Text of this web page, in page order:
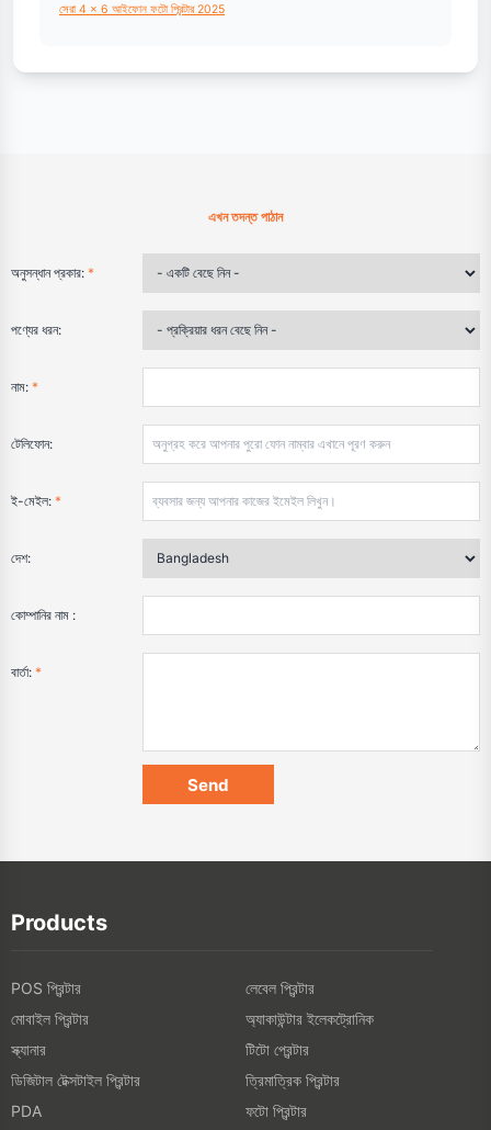
সেরা 4 × 6 আইফোন ফটো প্রিন্টার 2025
এখন তদন্ত পাঠান
অনুসন্ধান প্রকার: *
পণ্যের ধরন:
নাম: *
টেলিফোন:
ই-মেইল: *
দেশ:
কোম্পানির নাম :
বার্তা: *
Products
POS প্রিন্টার
লেবেল প্রিন্টার
মোবাইল প্রিন্টার
অ্যাকাউন্টার ইলেকট্রোনিক
স্ক্যানার
টিটো প্রেন্টার
ডিজিটাল টেক্সটাইল প্রিন্টার
ত্রিমাত্রিক প্রিন্টার
PDA
ফটো প্রিন্টার